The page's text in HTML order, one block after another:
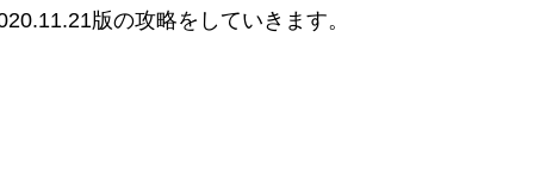
版の攻略をしていきます。